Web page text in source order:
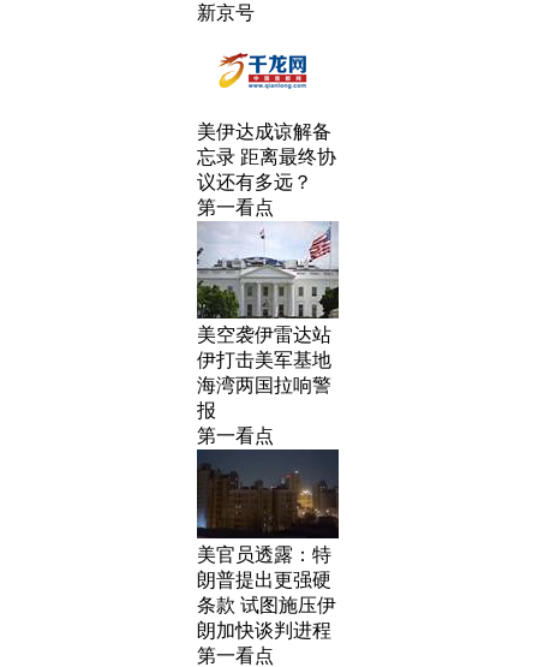
新京号
美伊达成谅解备
忘录 距离最终协
议还有多远？
第一看点
美空袭伊雷达站
伊打击美军基地
海湾两国拉响警
报
第一看点
美官员透露：特
朗普提出更强硬
条款 试图施压伊
朗加快谈判进程
第一看点